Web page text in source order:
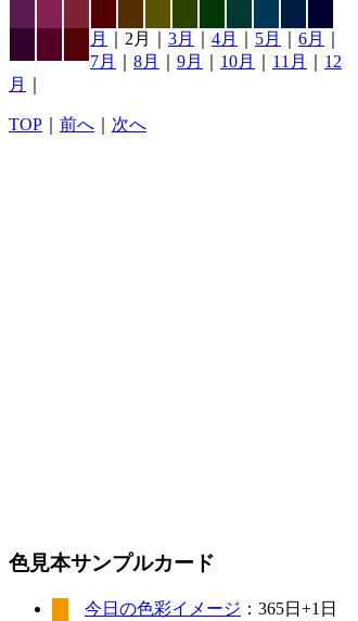
月 ｜2月｜ 3月 4月 5月 6月
7月
8月 9月 10月 11月
12
月
TOP 前へ 次へ
色見本サンプルカード
今日の色彩イメージ ：365日+1日